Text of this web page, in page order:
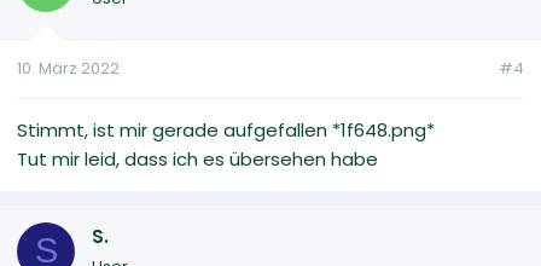
10. März 2022 #4
Stimmt, ist mir gerade aufgefallen *1f648.png*
Tut mir leid, dass ich es übersehen habe
S S.